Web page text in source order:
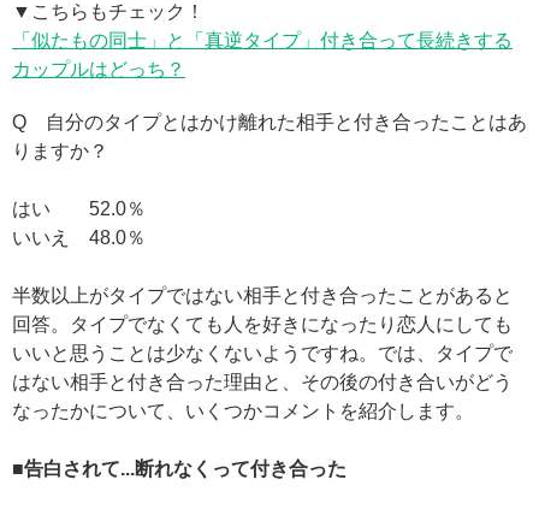
▼こちらもチェック！
「似たもの同士」と「真逆タイプ」付き合って長続きする
カップルはどっち？
Q 自分のタイプとはかけ離れた相手と付き合ったことはあ
りますか？
はい 52.0％
いいえ 48.0％
半数以上がタイプではない相手と付き合ったことがあると
回答。タイプでなくても人を好きになったり恋人にしても
いいと思うことは少なくないようですね。では、タイプで
はない相手と付き合った理由と、その後の付き合いがどう
なったかについて、いくつかコメントを紹介します。
■告白されて...断れなくって付き合った